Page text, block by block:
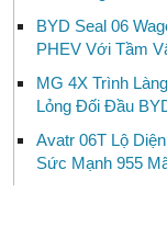
BYD Seal 06
PHEV Với Tầm
MG 4X Trình
Lỏng Đối Đầu
Avatr 06T Lộ
Sức Mạnh 955